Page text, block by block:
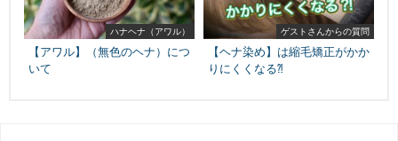
ハナヘナ（アワル）
【アワル】（無色のヘナ）につ
いて
ゲストさんからの質問
【ヘナ染め】は縮毛矯正がかか
りにくくなる⁈